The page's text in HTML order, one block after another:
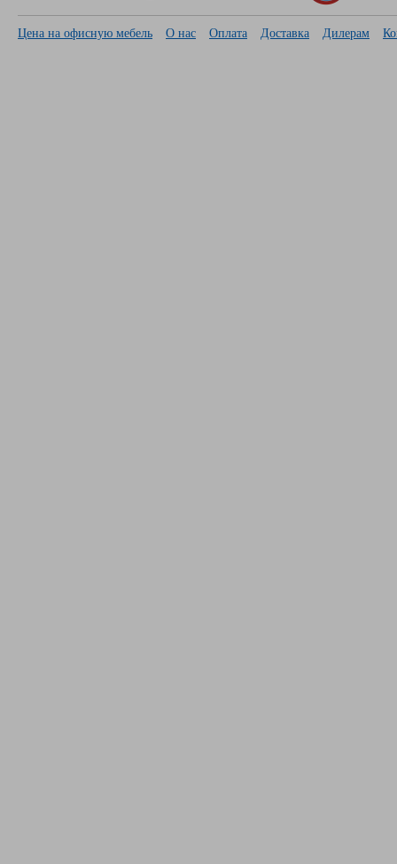
Цена на офисную мебель О нас Оплата Доставка Дилерам